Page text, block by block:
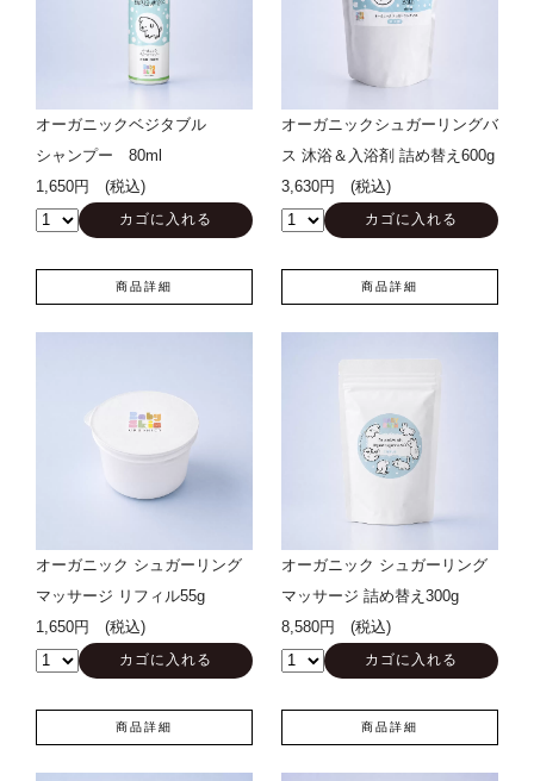
オーガニックベジタブル
シャンプー 80ml
1,650円 (税込)
商品詳細
オーガニックシュガーリングバ
ス 沐浴＆入浴剤 詰め替え600g
3,630円 (税込)
商品詳細
オーガニック シュガーリング
マッサージ リフィル55g
1,650円 (税込)
商品詳細
オーガニック シュガーリング
マッサージ 詰め替え300g
8,580円 (税込)
商品詳細